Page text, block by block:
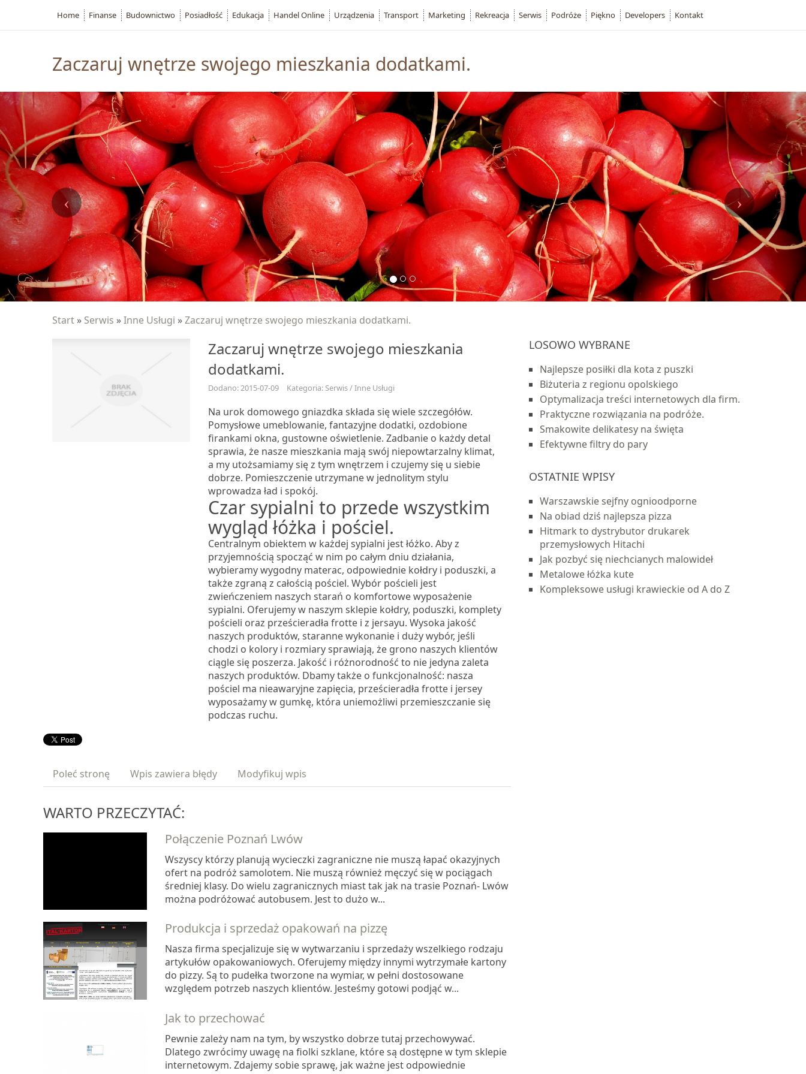
Zaczaruj wnętrze swojego mieszkania dodatkami.
Start » Serwis »Inne Usługi »Zaczaruj wnętrze swojego mieszkania dodatkami.
Zaczaruj wnętrze swojego mieszkania
dodatkami.
Dodano: 2015-07-09 Kategoria: Serwis / Inne Usługi
Na urok domowego gniazdka składa się wiele szczegółów.
Pomysłowe umeblowanie, fantazyjne dodatki, ozdobione
firankami okna, gustowne oświetlenie. Zadbanie o każdy detal
sprawia, że nasze mieszkania mają swój niepowtarzalny klimat,
a my utożsamiamy się z tym wnętrzem i czujemy się u siebie
dobrze. Pomieszczenie utrzymane w jednolitym stylu
wprowadza ład i spokój.
Czar sypialni to przede wszystkim
wygląd łóżka i pościel.
Centralnym obiektem w każdej sypialni jest łóżko. Aby z
przyjemnością spocząć w nim po całym dniu działania,
wybieramy wygodny materac, odpowiednie kołdry i poduszki, a
także zgraną z całością pościel. Wybór pościeli jest
zwieńczeniem naszych starań o komfortowe wyposażenie
sypialni. Oferujemy w naszym sklepie kołdry, poduszki, komplety
pościeli oraz prześcieradła frotte i z jersayu. Wysoka jakość
naszych produktów, staranne wykonanie i duży wybór, jeśli
chodzi o kolory i rozmiary sprawiają, że grono naszych klientów
ciągle się poszerza. Jakość i różnorodność to nie jedyna zaleta
naszych produktów. Dbamy także o funkcjonalność: nasza
pościel ma nieawaryjne zapięcia, prześcieradła frotte i jersey
wyposażamy w gumkę, która uniemożliwi przemieszczanie się
podczas ruchu.
Poleć stronę Wpis zawiera błędy Modyfikuj wpis
WARTO PRZECZYTAĆ:
Połączenie Poznań Lwów
Wszyscy którzy planują wycieczki zagraniczne nie muszą łapać okazyjnych
ofert na podróż samolotem. Nie muszą również męczyć się w pociągach
średniej klasy. Do wielu zagranicznych miast tak jak na trasie Poznań- Lwów
można podróżować autobusem. Jest to dużo w...
Produkcja i sprzedaż opakowań na pizzę
Nasza firma specjalizuje się w wytwarzaniu i sprzedaży wszelkiego rodzaju
artykułów opakowaniowych. Oferujemy między innymi wytrzymałe kartony
do pizzy. Są to pudełka tworzone na wymiar, w pełni dostosowane
względem potrzeb naszych klientów. Jesteśmy gotowi podjąć w...
Jak to przechować
Pewnie zależy nam na tym, by wszystko dobrze tutaj przechowywać.
Dlatego zwrócimy uwagę na fiolki szklane, które są dostępne w tym sklepie
internetowym. Zdajemy sobie sprawę, jak ważne jest odpowiednie
LOSOWO WYBRANE
Najlepsze posiłki dla kota z puszki
Biżuteria z regionu opolskiego
Optymalizacja treści internetowych dla firm.
Praktyczne rozwiązania na podróże.
Smakowite delikatesy na święta
Efektywne filtry do pary
OSTATNIE WPISY
Warszawskie sejfny ognioodporne
Na obiad dziś najlepsza pizza
Hitmark to dystrybutor drukarek
przemysłowych Hitachi
Jak pozbyć się niechcianych malowideł
Metalowe łóżka kute
Kompleksowe usługi krawieckie od A do Z
Home Finanse Budownictwo Posiadłość Edukacja Handel Online Urządzenia Transport Marketing Rekreacja Serwis Podróże Piękno Developers Kontakt